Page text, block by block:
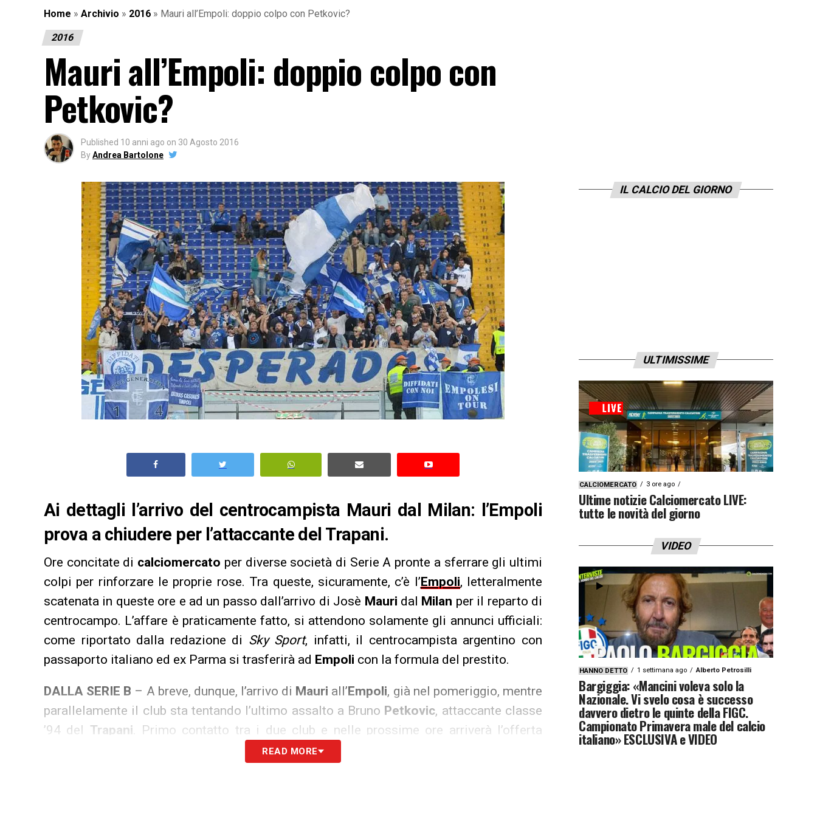
Home » Archivio » 2016 » Mauri all’Empoli: doppio colpo con Petkovic?
2016
Mauri all’Empoli: doppio colpo con
Petkovic?
Published 10 anni ago on 30 Agosto 2016
ByAndrea Bartolone
Ai dettagli l’arrivo del centrocampista Mauri dal Milan: l’Empoli
prova a chiudere per l’attaccante del Trapani.
Ore concitate di calciomercato per diverse società di Serie A pronte a sferrare gli ultimi
colpi per rinforzare le proprie rose. Tra queste, sicuramente, c’è l’Empoli, letteralmente
scatenata in queste ore e ad un passo dall’arrivo di Josè Mauri dal Milan per il reparto di
centrocampo. L’affare è praticamente fatto, si attendono solamente gli annunci ufficiali:
come riportato dalla redazione di Sky Sport, infatti, il centrocampista argentino con
passaporto italiano ed ex Parma si trasferirà ad Empoli con la formula del prestito.
DALLA SERIE B – A breve, dunque, l’arrivo di Mauri all’Empoli, già nel pomeriggio, mentre
parallelamente il club sta tentando l’ultimo assalto a Bruno Petkovic, attaccante classe
’94 del Trapani . Primo contatto tra i due club e nelle prossime ore arriverà l’offerta
ufficiale: il calciatore, tuttavia, qualora venisse tesserato dall’Empoli, rimarrebbe
READ MORE
IL CALCIO DEL GIORNO
ULTIMISSIME
CALCIOMERCATO 3 ore ago
Ultime notizie Calciomercato LIVE:
tutte le novità del giorno
VIDEO
HANNO DETTO 1 settimana ago Alberto Petrosilli
Bargiggia: «Mancini voleva solo la
Nazionale. Vi svelo cosa è successo
davvero dietro le quinte della FIGC.
Campionato Primavera male del calcio
italiano» ESCLUSIVA e VIDEO